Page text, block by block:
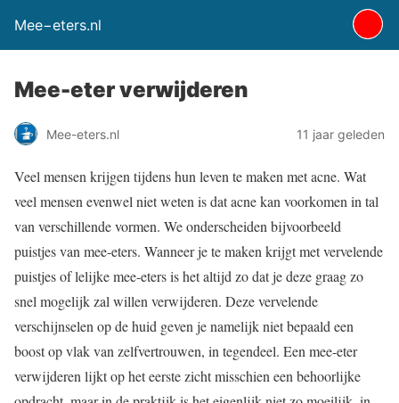
Mee−eters.nl
Mee-eter verwijderen
Mee-eters.nl 11 jaar geleden
Veel mensen krijgen tijdens hun leven te maken met acne. Wat
veel mensen evenwel niet weten is dat acne kan voorkomen in tal
van verschillende vormen. We onderscheiden bijvoorbeeld
puistjes van mee-eters. Wanneer je te maken krijgt met vervelende
puistjes of lelijke mee-eters is het altijd zo dat je deze graag zo
snel mogelijk zal willen verwijderen. Deze vervelende
verschijnselen op de huid geven je namelijk niet bepaald een
boost op vlak van zelfvertrouwen, in tegendeel. Een mee-eter
verwijderen lijkt op het eerste zicht misschien een behoorlijke